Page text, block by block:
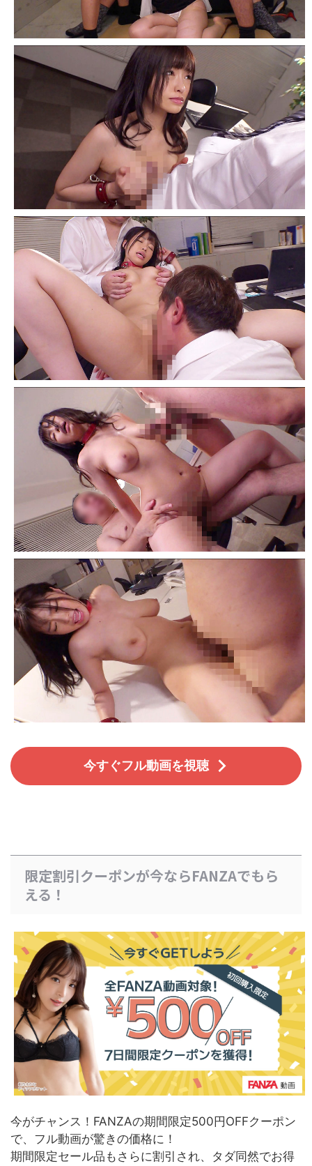
今すぐフル動画を視聴
限定割引クーポンが今ならFANZAでもら
える！
今がチャンス！FANZAの期間限定500円OFFクーポン
で、フル動画が驚きの価格に！
期間限定セール品もさらに割引され、タダ同然でお得